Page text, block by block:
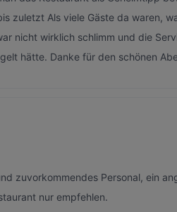
zuletzt Als viele Gäste da waren,
nicht wirklich schlimm und die
hätte. Danke für den schönen
zuvorkommendes Personal, ein
nur empfehlen.